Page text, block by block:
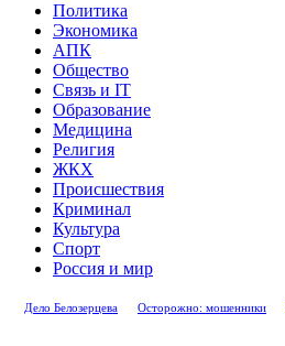
Политика
Экономика
АПК
Общество
Связь и IT
Образование
Медицина
Религия
ЖКХ
Происшествия
Криминал
Культура
Спорт
Россия и мир
Дело Белозерцева Осторожно: мошенники